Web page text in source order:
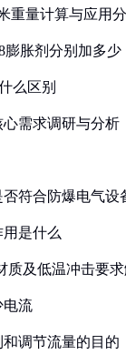
重量计算与应用
膨胀剂分别加多少
么区别
需求调研与分析
符合防爆电气设
是什么
质及低温冲击要
电流
调节流量的目的